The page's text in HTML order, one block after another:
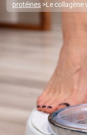
Termes de recherche
”Protein Powder“
”Overnight Oats“
”Vegan protein“
”Collagen“
”Micellar Casein“
PROTÉINES
protéines Le collagène